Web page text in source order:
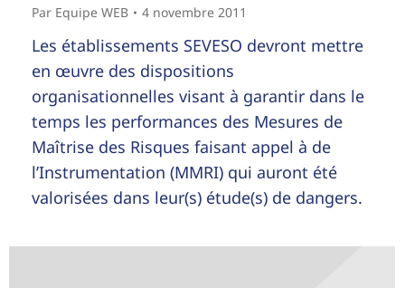
Par Equipe WEB 4 novembre 2011
Les établissements SEVESO devront mettre
en œuvre des dispositions
organisationnelles visant à garantir dans le
temps les performances des Mesures de
Maîtrise des Risques faisant appel à de
l’Instrumentation (MMRI) qui auront été
valorisées dans leur(s) étude(s) de dangers.